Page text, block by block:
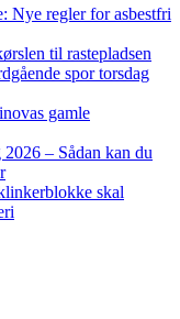
Nye regler for asbestfri
til rastepladsen
spor torsdag
gamle
– Sådan kan du
skal